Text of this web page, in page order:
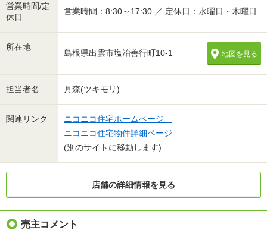
営業時間/定
休日
営業時間：8:30～17:30 ／ 定休日：水曜日・木曜日
所在地
島根県出雲市塩冶善行町10-1 地図を見る
担当者名 月森(ツキモリ)
関連リンク
ニコニコ住宅ホームページ
ニコニコ住宅物件詳細ページ
(別のサイトに移動します)
店舗の詳細情報を見る
売主コメント